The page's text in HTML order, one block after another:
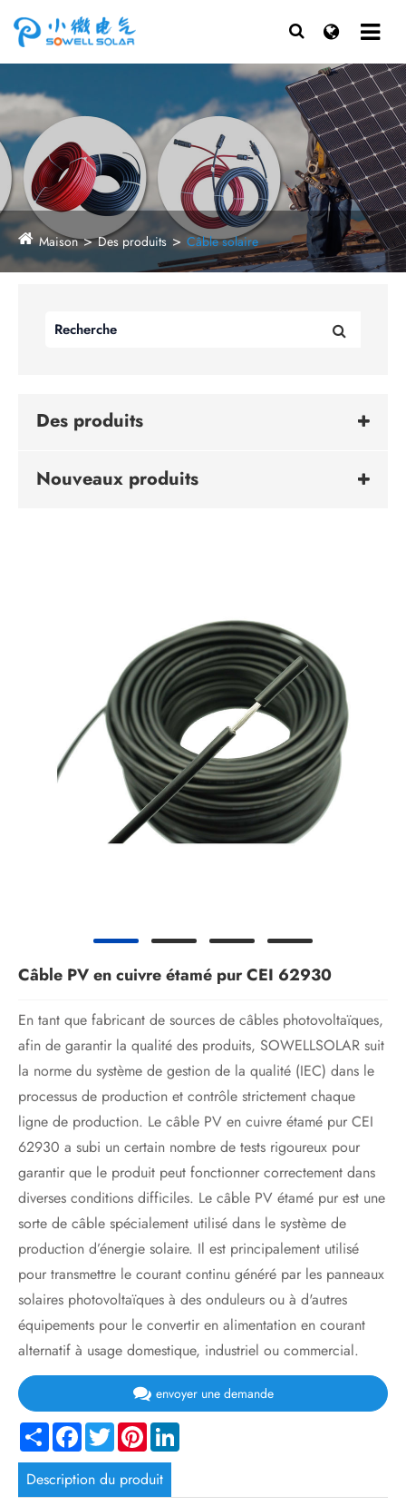
Maison Des produits Câble solaire
Des produits
Nouveaux produits
Câble PV en cuivre étamé pur CEI 62930
En tant que fabricant de sources de câbles photovoltaïques,
afin de garantir la qualité des produits, SOWELLSOLAR suit
la norme du système de gestion de la qualité (IEC) dans le
processus de production et contrôle strictement chaque
ligne de production. Le câble PV en cuivre étamé pur CEI
62930 a subi un certain nombre de tests rigoureux pour
garantir que le produit peut fonctionner correctement dans
diverses conditions difficiles. Le câble PV étamé pur est une
sorte de câble spécialement utilisé dans le système de
production d’énergie solaire. Il est principalement utilisé
pour transmettre le courant continu généré par les panneaux
solaires photovoltaïques à des onduleurs ou à d'autres
équipements pour le convertir en alimentation en courant
alternatif à usage domestique, industriel ou commercial.
envoyer une demande
ShareFacebook
TwitterPinterest
Description du produit